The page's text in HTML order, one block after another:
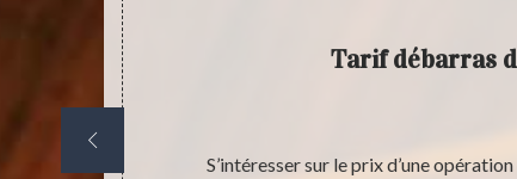
Tarif débarras
S’intéresser sur le prix d’une